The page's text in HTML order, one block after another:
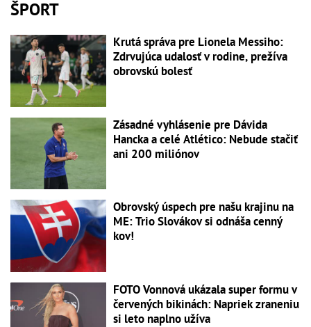
ŠPORT
Krutá správa pre Lionela Messiho:
Zdrvujúca udalosť v rodine, prežíva
obrovskú bolesť
Zásadné vyhlásenie pre Dávida
Hancka a celé Atlético: Nebude stačiť
ani 200 miliónov
Obrovský úspech pre našu krajinu na
ME: Trio Slovákov si odnáša cenný
kov!
FOTO Vonnová ukázala super formu v
červených bikinách: Napriek zraneniu
si leto naplno užíva